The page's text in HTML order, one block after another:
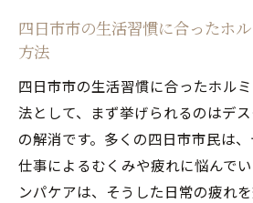
ホルミシスリンパケアで
ホルミシスリンパケア体
市での効果
ホルミシスリンパケアで老廃
四日市市の生活習慣に合ったホ
方法
四日市市の生活習慣に合ったホル
法として、まず挙げられるのはデ
の解消です。多くの四日市市民は
仕事によるむくみや疲れに悩んで
ンパケアは、そうした日常の疲れ